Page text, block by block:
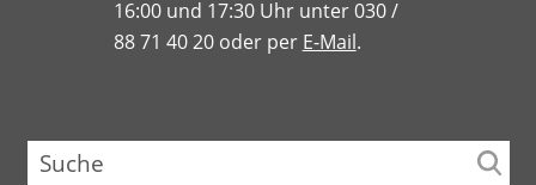
16:00 und 17:30 Uhr unter 030 /
88 71 40 20 oder per E-Mail.
Suche